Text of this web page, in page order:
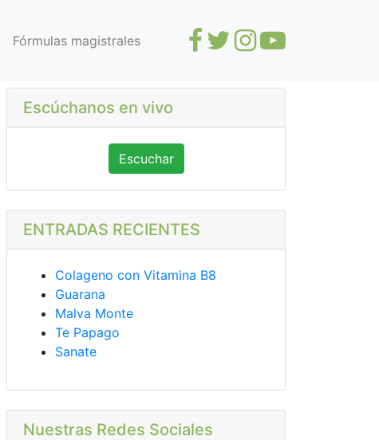
Fórmulas magistrales
Escúchanos en vivo
Escuchar
ENTRADAS RECIENTES
Colageno con Vitamina B8
Guarana
Malva Monte
Te Papago
Sanate
Nuestras Redes Sociales